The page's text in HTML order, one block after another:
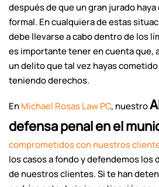
después de que un gran jurado
formal. En cualquiera de estas
debe llevarse a cabo dentro de los
es importante tener en cuenta que,
un delito que tal vez hayas
teniendo derechos.
EnMichael Rosas Law PC, nuestro
defensa penal en el
comprometidos con nuestros
los casos a fondo y defendemos
de nuestros clientes. Si te han